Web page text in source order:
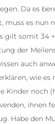
Da es
muss es nun
gilt somit 34
der
auch
wie es
Kinder noch
ihnen
Habe den